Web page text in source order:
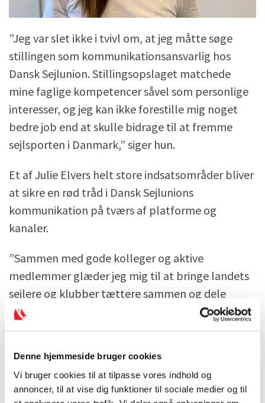
Denne hjemmeside bruger cookies
Vi bruger cookies til at tilpasse vores indhold og
annoncer, til at vise dig funktioner til sociale medier og til
”Jeg var slet ikke i tvivl om, at jeg måtte søge
stillingen som kommunikationsansvarlig hos
Dansk Sejlunion. Stillingsopslaget matchede
mine faglige kompetencer såvel som personlige
interesser, og jeg kan ikke forestille mig noget
bedre job end at skulle bidrage til at fremme
sejlsporten i Danmark,” siger hun.
Et af Julie Elvers helt store indsatsområder bliver
at sikre en rød tråd i Dansk Sejlunions
kommunikation på tværs af platforme og
kanaler.
”Sammen med gode kolleger og aktive
medlemmer glæder jeg mig til at bringe landets
sejlere og klubber tættere sammen og dele
inspiration og viden på tværs. Dansk Sejlunion er
et samlingspunkt inden for sejlsportens verden,
afspejle.”
Dansk Sejlunions direktør, Christian Lerche,